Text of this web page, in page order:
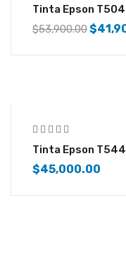
Tinta Epson T504
$53,900.00$
Tinta Epson T544
$45,000.00